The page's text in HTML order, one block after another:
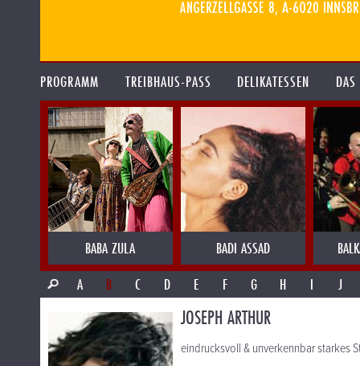
PROGRAMM TREIBHAUS-PASS DELIKATESSEN
BABA ZULA BADI ASSAD
A
B C D E F G H I J
JOSEPH ARTHUR
eindrucksvoll & unverkennbar starkes